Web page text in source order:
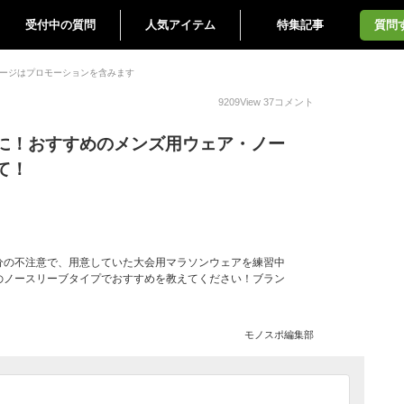
受付中の質問 人気アイテム 特集記事 質問
ジはプロモーションを含みます
9209View 37コメント
！おすすめのメンズ用ウェア・ノー
！
不注意で、用意していた大会用マラソンウェアを練習中
ースリーブタイプでおすすめを教えてください！ブラン
モノスポ編集部